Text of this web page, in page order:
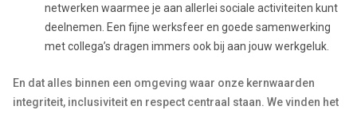
netwerken waarmee je aan allerlei sociale activiteiten kunt
deelnemen. Een fijne werksfeer en goede samenwerking
met collega’s dragen immers ook bij aan jouw werkgeluk.
En dat alles binnen een omgeving waar onze kernwaarden
integriteit, inclusiviteit en respect centraal staan. We vinden het